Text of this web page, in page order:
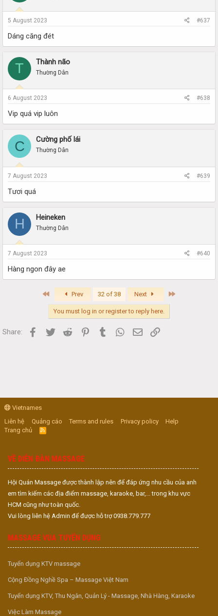
5 August 2023 #637
Dáng căng đét
T Thành não
Thường Dân
6 August 2023 #638
Vip quá vip luôn
C Cường phố lái
Thường Dân
7 August 2023 #639
Tươi quá
H Heineken
Thường Dân
7 August 2023 #640
Hàng ngon đây ae
First Prev 32 of 38 Next
You must log in or register to reply here.
Share: Facebook
Twitter Reddit PinterestTumblr WhatsApp
Email
Vietnames
Liên hệ
Quảng cáo Terms and rules Privacy policy
Help
Trang chủ
R
S
VỀ DIỄN ĐÀN MASSAGE
Hội Quán Massage được thành lập nên để đáp ứng nhu cầu của anh
em tìm kiếm các địa điểm massage, karaoke, bar,... trong khu vực
HCM cũng như toàn quốc.
Vui lòng liên hệ Admin để được hỗ trợ 0938.779.777
MASSAGE VUA TUYỂN DỤNG
Tuyển dụng KTV massage
Cộng Đồng Nghề Spa – Massage Việt Nam
Tuyển dụng KTV, Thu Ngân, Quản Lý - Massage, Nhà Hàng, Karaoke
Việc Làm Massage